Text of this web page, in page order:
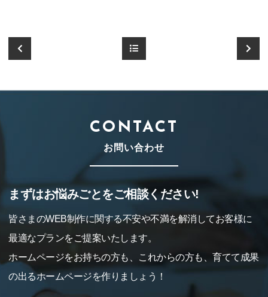
CONTACT
お問い合わせ
まずはお悩みごとをご相談ください!
皆さまのWEB制作に関する不安や不満を解消してお客様に
最適なプランをご提案いたします。
ホームページをお持ちの方も、これからの方も、育てて成果
の出るホームページを作りましょう！